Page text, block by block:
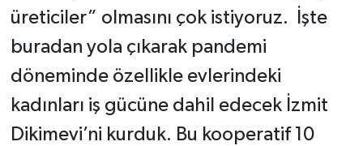
üreticiler” olmasını çok istiyoruz. İşte
buradan yola çıkarak pandemi
döneminde özellikle evlerindeki
kadınları iş gücüne dahil edecek İzmit
Dikimevi’ni kurduk. Bu kooperatif 10